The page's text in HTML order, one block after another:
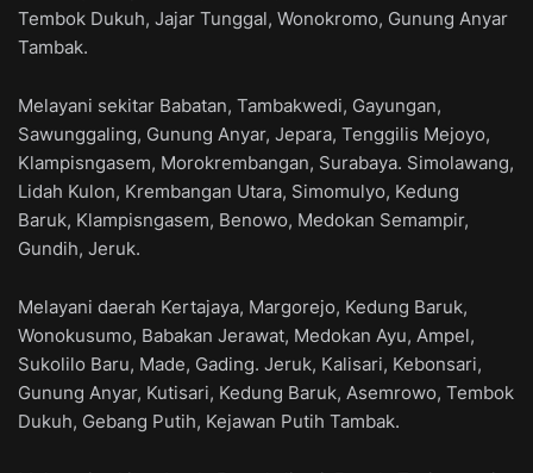
Tembok Dukuh, Jajar Tunggal, Wonokromo, Gunung Anyar
Tambak.
Melayani sekitar Babatan, Tambakwedi, Gayungan,
Sawunggaling, Gunung Anyar, Jepara, Tenggilis Mejoyo,
Klampisngasem, Morokrembangan, Surabaya. Simolawang,
Lidah Kulon, Krembangan Utara, Simomulyo, Kedung
Baruk, Klampisngasem, Benowo, Medokan Semampir,
Gundih, Jeruk.
Melayani daerah Kertajaya, Margorejo, Kedung Baruk,
Wonokusumo, Babakan Jerawat, Medokan Ayu, Ampel,
Sukolilo Baru, Made, Gading. Jeruk, Kalisari, Kebonsari,
Gunung Anyar, Kutisari, Kedung Baruk, Asemrowo, Tembok
Dukuh, Gebang Putih, Kejawan Putih Tambak.